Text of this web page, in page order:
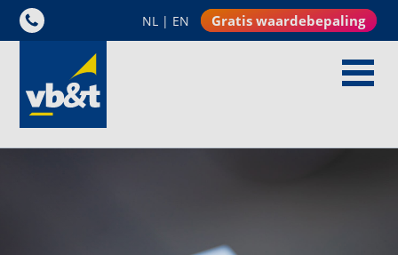
NL | EN Gratis waardebepaling